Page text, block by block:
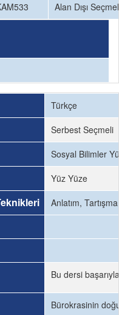
Alan Dışı
Türkçe
Serbest Seçmeli
Sosyal Bilimler
Yüz Yüze
Anlatım,
Bu dersi
Bürokrasinin